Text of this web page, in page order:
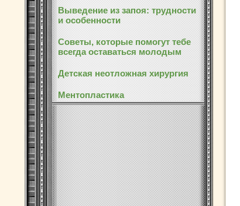
Выведение из запоя: трудности
и особенности
Советы, которые помогут тебе
всегда оставаться молодым
Детская неотложная хирургия
Ментопластика